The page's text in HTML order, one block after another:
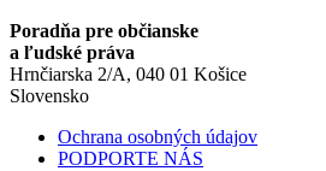
Poradňa pre občianske
a ľudské práva
Hrnčiarska 2/A, 040 01 Košice
Slovensko
Ochrana osobných údajov
PODPORTE NÁS